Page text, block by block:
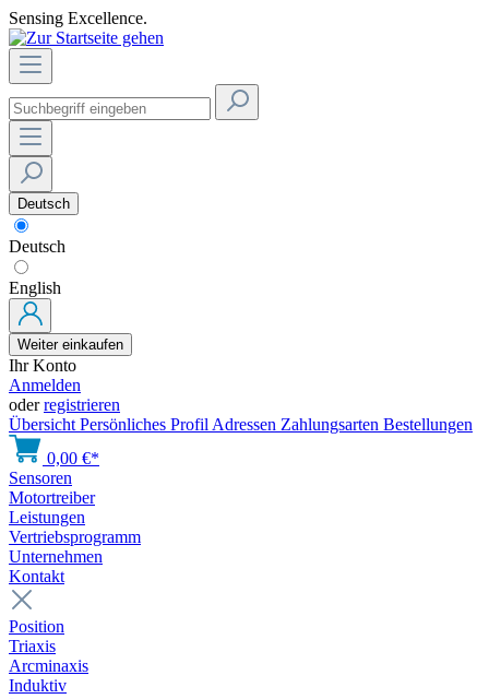
Sensing Excellence.
Deutsch
Deutsch
English
Weiter einkaufen
Ihr Konto
Anmelden
oderregistrieren
Übersicht Persönliches Profil Adressen Zahlungsarten Bestellungen
0,00 €*
Sensoren
Motortreiber
Leistungen
Vertriebsprogramm
Unternehmen
Kontakt
Position
Triaxis
Arcminaxis
Induktiv